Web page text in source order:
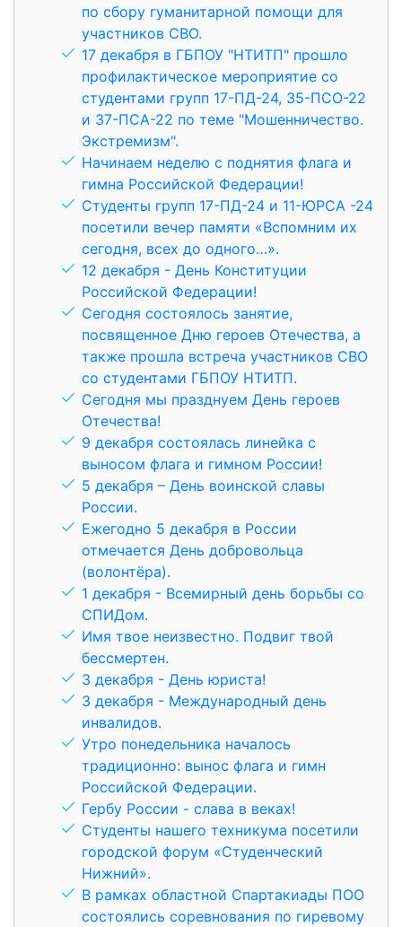
по сбору гуманитарной помощи для
участников СВО.
17 декабря в ГБПОУ "НТИТП" прошло
профилактическое мероприятие со
студентами групп 17-ПД-24, 35-ПСО-22
и 37-ПСА-22 по теме "Мошенничество.
Экстремизм".
Начинаем неделю с поднятия флага и
гимна Российской Федерации!
Cтуденты групп 17-ПД-24 и 11-ЮРСА -24
посетили вечер памяти «Вспомним их
сегодня, всех до одного…».
12 декабря - День Конституции
Российской Федерации!
Сегодня состоялось занятие,
посвященное Дню героев Отечества, а
также прошла встреча участников СВО
со студентами ГБПОУ НТИТП.
Сегодня мы празднуем День героев
Отечества!
9 декабря состоялась линейка с
выносом флага и гимном России!
5 декабря – День воинской славы
России.
Ежегодно 5 декабря в России
отмечается День добровольца
(волонтёра).
1 декабря - Всемирный день борьбы со
СПИДом.
Имя твое неизвестно. Подвиг твой
бессмертен.
3 декабря - День юриста!
3 декабря - Международный день
инвалидов.
Утро понедельника началось
традиционно: вынос флага и гимн
Российской Федерации.
Гербу России - слава в веках!
Студенты нашего техникума посетили
городской форум «Студенческий
Нижний».
В рамках областной Спартакиады ПОО
состоялись соревнования по гиревому